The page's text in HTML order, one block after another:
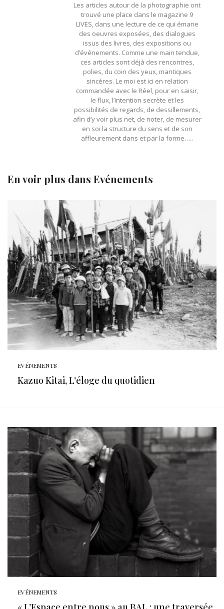
Les articles autour de la photographie ont
trouvé une place dans le magazine 9
LIVES, dans une lecture de ce qui émane
des oeuvres exposées, des dialogues
issus des livres, des expositions ou
d’événements. Comme une main tendue,
ces articles sont déjà des rencontres,
polies, du coin des yeux, mantiques
sincères. Le moi est ici en relation
commandée avec le Réel, pour en saisir,
le flux, l’intention secrète et les
possibilités de regards, de dessillements,
afin d’y voir plus net, de noter, de mesurer
en soi la structure du sens et de son
affleurement dans et par la forme…..
En voir plus dans Evénements
EVÉNEMENTS
Kazuo Kitai, L’éloge du quotidien
EVÉNEMENTS